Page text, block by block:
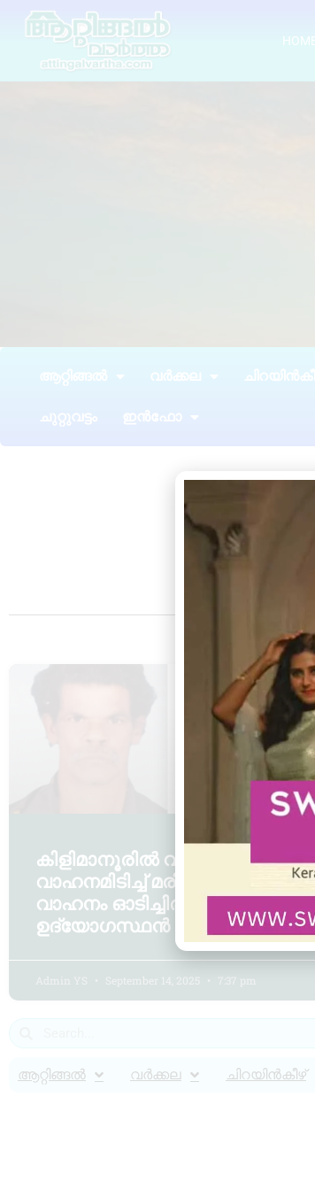
ആറ്റിങ്ങൽ വർക്കല
ചുറ്റുവട്ടം ഇൻഫോ
ആറ്റിങ്ങൽ
കിളിമാനൂരിൽ വായോധികൻ
വാഹനമിടിച്ച് മരിച്ച സംഭവം-
വാഹനം ഓടിച്ചിരുന്നത് പോലീസ്
ഉദ്യോഗസ്ഥൻ
Admin YS September 14, 2025 7:37 pm
ആറ്റിങ്ങൽ വർക്കല ചിറയിൻകീഴ്